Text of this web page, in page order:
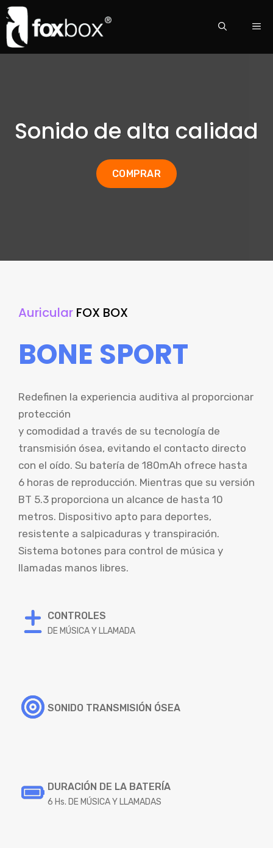
Sonido de alta calidad
COMPRAR
Auricular FOX BOX
BONE SPORT
Redefinen la experiencia auditiva al proporcionar
protección
y comodidad a través de su tecnología de
transmisión ósea, evitando el contacto directo
con el oído. Su batería de 180mAh ofrece hasta
6 horas de reproducción. Mientras que su versión
BT 5.3 proporciona un alcance de hasta 10
metros. Dispositivo apto para deportes,
resistente a salpicaduras y transpiración.
Sistema botones para control de música y
llamadas manos libres.
CONTROLES
DE MÚSICA Y LLAMADA
SONIDO TRANSMISIÓN ÓSEA
DURACIÓN DE LA BATERÍA
6 Hs. DE MÚSICA Y LLAMADAS